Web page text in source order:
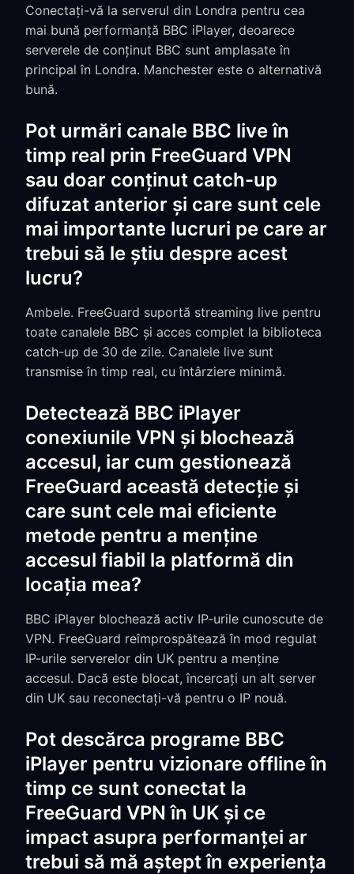
Conectați-vă la serverul din Londra pentru cea
mai bună performanță BBC iPlayer, deoarece
serverele de conținut BBC sunt amplasate în
principal în Londra. Manchester este o alternativă
bună.
Pot urmări canale BBC live în
timp real prin FreeGuard VPN
sau doar conținut catch-up
difuzat anterior și care sunt cele
mai importante lucruri pe care ar
trebui să le știu despre acest
lucru?
Ambele. FreeGuard suportă streaming live pentru
toate canalele BBC și acces complet la biblioteca
catch-up de 30 de zile. Canalele live sunt
transmise în timp real, cu întârziere minimă.
Detectează BBC iPlayer
conexiunile VPN și blochează
accesul, iar cum gestionează
FreeGuard această detecție și
care sunt cele mai eficiente
metode pentru a menține
accesul fiabil la platformă din
locația mea?
BBC iPlayer blochează activ IP-urile cunoscute de
VPN. FreeGuard reîmprospătează în mod regulat
IP-urile serverelor din UK pentru a menține
accesul. Dacă este blocat, încercați un alt server
din UK sau reconectați-vă pentru o IP nouă.
Pot descărca programe BBC
iPlayer pentru vizionare offline în
timp ce sunt conectat la
FreeGuard VPN în UK și ce
impact asupra performanței ar
trebui să mă aștept în experiența